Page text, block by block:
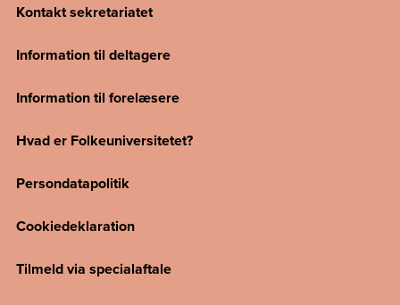
Kontakt sekretariatet
Information til deltagere
Information til forelæsere
Hvad er Folkeuniversitetet?
Persondatapolitik
Cookiedeklaration
Tilmeld via specialaftale